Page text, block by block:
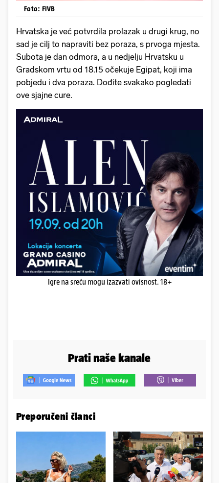
Foto: FIVB
Hrvatska je već potvrdila prolazak u drugi krug, no
sad je cilj to napraviti bez poraza, s prvoga mjesta.
Subota je dan odmora, a u nedjelju Hrvatsku u
Gradskom vrtu od 18.15 očekuje Egipat, koji ima
pobjedu i dva poraza. Dođite svakako pogledati
ove sjajne cure.
Igre na sreću mogu izazvati ovisnost. 18+
Prati naše kanale
Preporučeni članci